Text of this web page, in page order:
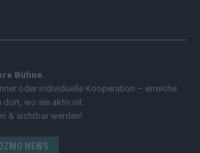
Bühne.
oder individuelle Kooperation – erreiche
dort, wo sie aktiv ist.
& sichtbar werden!
NEWS